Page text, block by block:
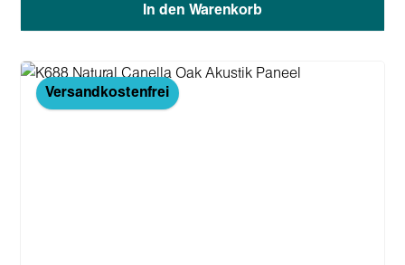
In den Warenkorb
Versandkostenfrei